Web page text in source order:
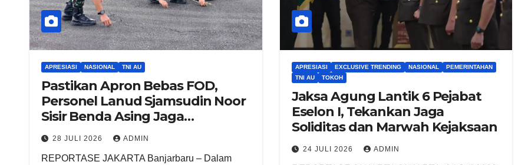
APRESIASI NASIONAL TNI AU
Pastikan Apron Bebas FOD,
Personel Lanud Sjamsudin Noor
Sisir Benda Asing Jaga
Keselamatan Penerbangan
Tetap Aman
28 JULI 2026 ADMIN
REPORTASE JAKARTA Banjarbaru – Dalam
APRESIASI EXCLUSIVE TRENDING NASIONAL
PEMERINTAHAN
TNI AU
TOKOH
Jaksa Agung Lantik 6 Pejabat
Eselon I, Tekankan Jaga
Soliditas dan Marwah Kejaksaan
24 JULI 2026 ADMIN